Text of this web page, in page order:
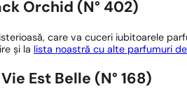
Orchid (N° 402)
care va cuceri iubitoarele
și la lista noastră cu alte parfumuri
Est Belle (N° 168)